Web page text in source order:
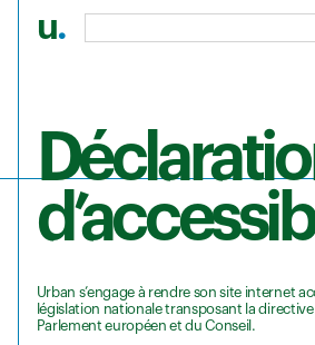
u.
Urban s’engage à rendre son site internet
législation nationale transposant la directive
Parlement européen et du Conseil.